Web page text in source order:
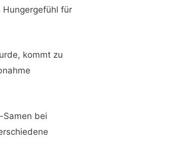
Hungergefühl für
kommt zu
bei